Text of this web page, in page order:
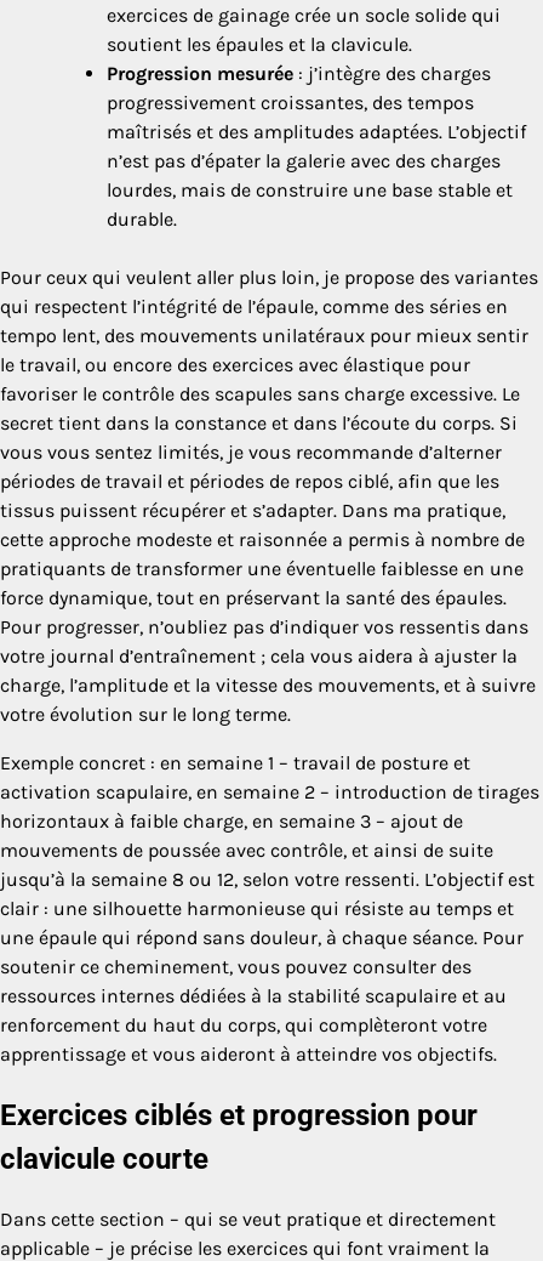
exercices de gainage crée un socle solide qui
soutient les épaules et la clavicule.
Progression mesurée : j’intègre des charges
progressivement croissantes, des tempos
maîtrisés et des amplitudes adaptées. L’objectif
n’est pas d’épater la galerie avec des charges
lourdes, mais de construire une base stable et
durable.
Pour ceux qui veulent aller plus loin, je propose des variantes
qui respectent l’intégrité de l’épaule, comme des séries en
tempo lent, des mouvements unilatéraux pour mieux sentir
le travail, ou encore des exercices avec élastique pour
favoriser le contrôle des scapules sans charge excessive. Le
secret tient dans la constance et dans l’écoute du corps. Si
vous vous sentez limités, je vous recommande d’alterner
périodes de travail et périodes de repos ciblé, afin que les
tissus puissent récupérer et s’adapter. Dans ma pratique,
cette approche modeste et raisonnée a permis à nombre de
pratiquants de transformer une éventuelle faiblesse en une
force dynamique, tout en préservant la santé des épaules.
Pour progresser, n’oubliez pas d’indiquer vos ressentis dans
votre journal d’entraînement ; cela vous aidera à ajuster la
charge, l’amplitude et la vitesse des mouvements, et à suivre
votre évolution sur le long terme.
Exemple concret : en semaine 1 – travail de posture et
activation scapulaire, en semaine 2 – introduction de tirages
horizontaux à faible charge, en semaine 3 – ajout de
mouvements de poussée avec contrôle, et ainsi de suite
jusqu’à la semaine 8 ou 12, selon votre ressenti. L’objectif est
clair : une silhouette harmonieuse qui résiste au temps et
une épaule qui répond sans douleur, à chaque séance. Pour
soutenir ce cheminement, vous pouvez consulter des
ressources internes dédiées à la stabilité scapulaire et au
renforcement du haut du corps, qui complèteront votre
apprentissage et vous aideront à atteindre vos objectifs.
Exercices ciblés et progression pour
clavicule courte
Dans cette section – qui se veut pratique et directement
applicable – je précise les exercices qui font vraiment la